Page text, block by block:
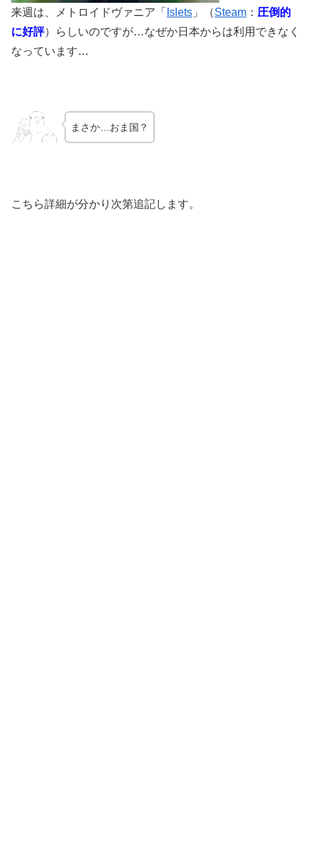
来週は、メトロイドヴァニア「 Islets 」（Steam ： 圧倒的
に好評）らしいのですが…なぜか日本からは利用できなく
なっています…
まさか…おま国？
こちら詳細が分かり次第追記します。